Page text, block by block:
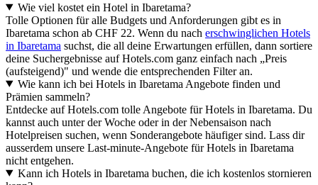
Wie viel kostet ein Hotel in Ibaretama?
Tolle Optionen für alle Budgets und Anforderungen gibt es in
Ibaretama schon ab CHF 22. Wenn du nach erschwinglichen Hotels
in Ibaretama suchst, die all deine Erwartungen erfüllen, dann sortiere
deine Suchergebnisse auf Hotels.com ganz einfach nach „Preis
(aufsteigend)" und wende die entsprechenden Filter an.
Wie kann ich bei Hotels in Ibaretama Angebote finden und
Prämien sammeln?
Entdecke auf Hotels.com tolle Angebote für Hotels in Ibaretama. Du
kannst auch unter der Woche oder in der Nebensaison nach
Hotelpreisen suchen, wenn Sonderangebote häufiger sind. Lass dir
ausserdem unsere Last-minute-Angebote für Hotels in Ibaretama
nicht entgehen.
Kann ich Hotels in Ibaretama buchen, die ich kostenlos stornieren